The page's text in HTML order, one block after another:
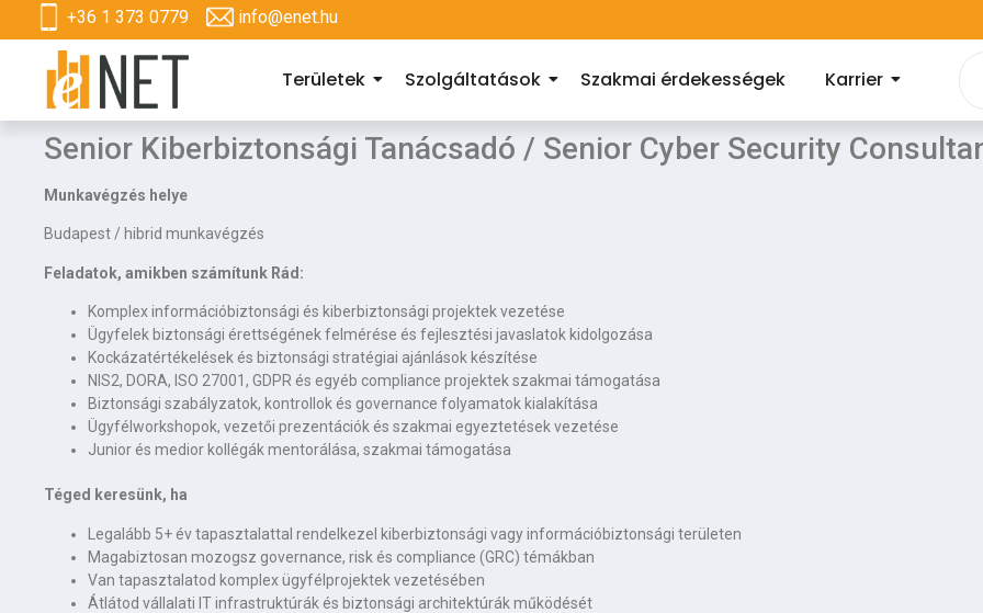
+36 1 373 0779 info@enet.hu
Területek Szolgáltatások Szakmai érdekességek Karrier
Senior Kiberbiztonsági Tanácsadó / Senior Cyber Security
Munkavégzés helye
Budapest / hibrid munkavégzés
Feladatok, amikben számítunk Rád:
Komplex információbiztonsági és kiberbiztonsági projektek vezetése
Ügyfelek biztonsági érettségének felmérése és fejlesztési javaslatok kidolgozása
Kockázatértékelések és biztonsági stratégiai ajánlások készítése
NIS2, DORA, ISO 27001, GDPR és egyéb compliance projektek szakmai támogatása
Biztonsági szabályzatok, kontrollok és governance folyamatok kialakítása
Ügyfélworkshopok, vezetői prezentációk és szakmai egyeztetések vezetése
Junior és medior kollégák mentorálása, szakmai támogatása
Téged keresünk, ha
Legalább 5+ év tapasztalattal rendelkezel kiberbiztonsági vagy információbiztonsági területen
Magabiztosan mozogsz governance, risk és compliance (GRC) témákban
Van tapasztalatod komplex ügyfélprojektek vezetésében
Átlátod vállalati IT infrastruktúrák és biztonsági architektúrák működését